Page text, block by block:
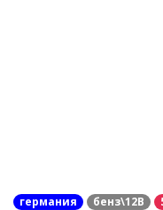
германия бенз\12В